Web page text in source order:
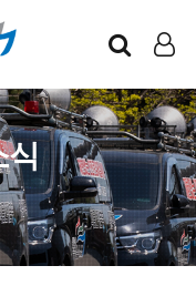
인트라넷
LOG IN
식